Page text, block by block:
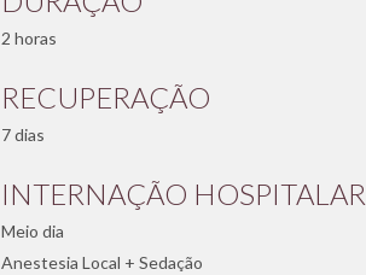
2 horas
RECUPERAÇÃO
7 dias
INTERNAÇÃO HOSPITALAR
Meio dia
Anestesia Local + Sedação